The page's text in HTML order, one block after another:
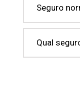
Seguro
Qual